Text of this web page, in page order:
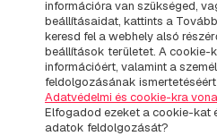
információra van szükséged,
beállításaidat, kattints a
keresd fel a webhely alsó
beállítások területet. A
információért, valamint a
feldolgozásának
Adatvédelmi és cookie-kra
Elfogadod ezeket a cookie-kat
adatok feldolgozását?